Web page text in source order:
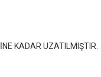
KADAR UZATILMIŞTIR.